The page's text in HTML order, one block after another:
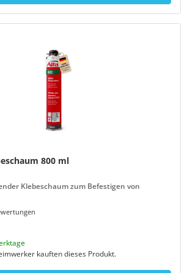
800 ml
Klebeschaum zum Befestigen von
kauften dieses Produkt.